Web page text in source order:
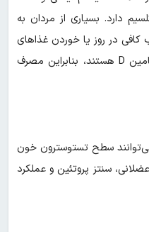
دارد. بسیاری از مردان به
کافی در روز یا خوردن غذاهای
غنی از ویتامین D، دچار کمبود ویتامین D هستند، بنابراین مصرف
سطح تستوسترون خون
سنتز پروتئین و عملکرد